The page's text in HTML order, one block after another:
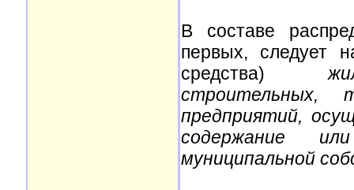
В составе
первых, следует
средства)
строительных,
предприятий,
содержание
муниципальной